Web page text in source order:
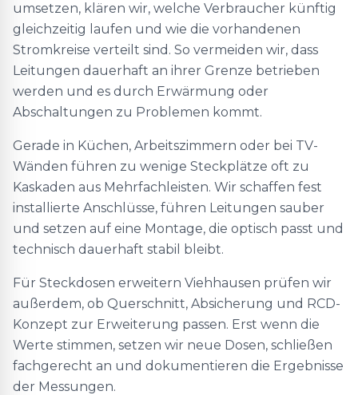
umsetzen, klären wir, welche Verbraucher künftig
gleichzeitig laufen und wie die vorhandenen
Stromkreise verteilt sind. So vermeiden wir, dass
Leitungen dauerhaft an ihrer Grenze betrieben
werden und es durch Erwärmung oder
Abschaltungen zu Problemen kommt.
Gerade in Küchen, Arbeitszimmern oder bei TV-
Wänden führen zu wenige Steckplätze oft zu
Kaskaden aus Mehrfachleisten. Wir schaffen fest
installierte Anschlüsse, führen Leitungen sauber
und setzen auf eine Montage, die optisch passt und
technisch dauerhaft stabil bleibt.
Für Steckdosen erweitern Viehhausen prüfen wir
außerdem, ob Querschnitt, Absicherung und RCD-
Konzept zur Erweiterung passen. Erst wenn die
Werte stimmen, setzen wir neue Dosen, schließen
fachgerecht an und dokumentieren die Ergebnisse
der Messungen.